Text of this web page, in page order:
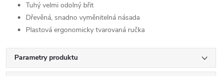
Tuhý velmi odolný břit
Dřevěná, snadno vyměnitelná násada
Plastová ergonomicky tvarovaná ručka
Parametry produktu